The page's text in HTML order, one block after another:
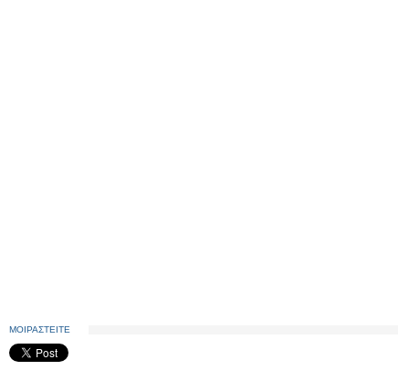
ΜΟΙΡΑΣΤΕΙΤΕ